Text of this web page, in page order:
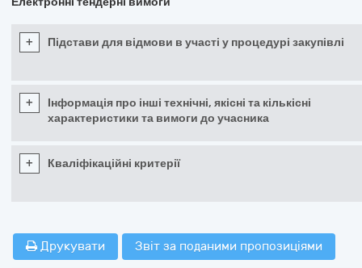
+ Підстави для відмови в участі у процедурі закупівлі
+
Інформація про інші технічні, якісні та кількісні
характеристики та вимоги до учасника
+ Кваліфікаційні критерії
Друкувати Звіт за поданими пропозиціями